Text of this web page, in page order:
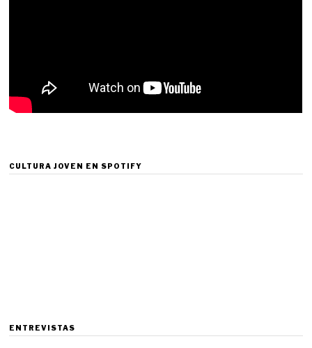
CULTURA JOVEN EN SPOTIFY
ENTREVISTAS